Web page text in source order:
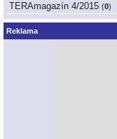
TERAmagazín 4/2015 (0)
Reklama